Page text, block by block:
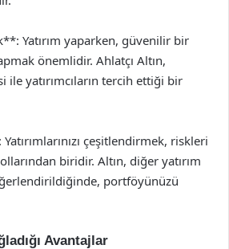
Yatırım yaparken, güvenilir bir
önemlidir. Ahlatçı Altın,
yatırımcıların tercih ettiği bir
çeşitlendirmek, riskleri
biridir. Altın, diğer yatırım
portföyünüzü
Avantajlar